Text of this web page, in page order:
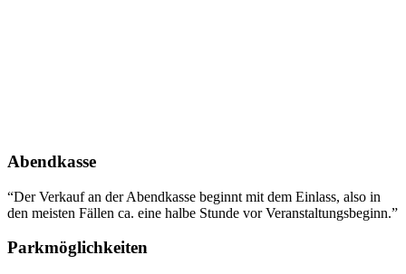
Abendkasse
“Der Verkauf an der Abendkasse beginnt mit dem Einlass, also in
den meisten Fällen ca. eine halbe Stunde vor Veranstaltungsbeginn.”
Parkmöglichkeiten